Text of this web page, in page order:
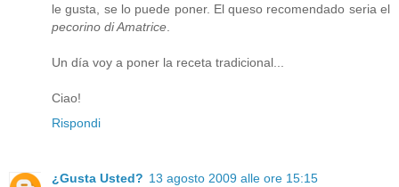
le gusta, se lo puede poner. El queso recomendado seria el
pecorino di Amatrice.
Un día voy a poner la receta tradicional...
Ciao!
Rispondi
¿Gusta Usted? 13 agosto 2009 alle ore 15:15